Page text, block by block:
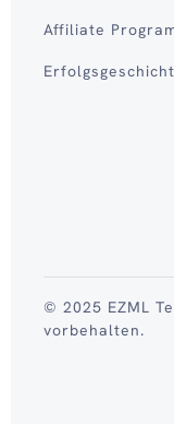
Affiliate
© 2025 EZML
vorbehalten.